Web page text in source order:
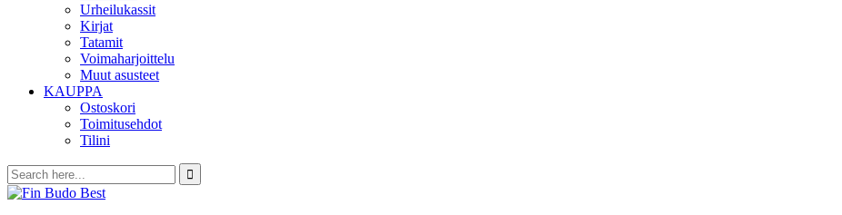
Urheilukassit
Kirjat
Tatamit
Voimaharjoittelu
Muut asusteet
KAUPPA
Ostoskori
Toimitusehdot
Tilini